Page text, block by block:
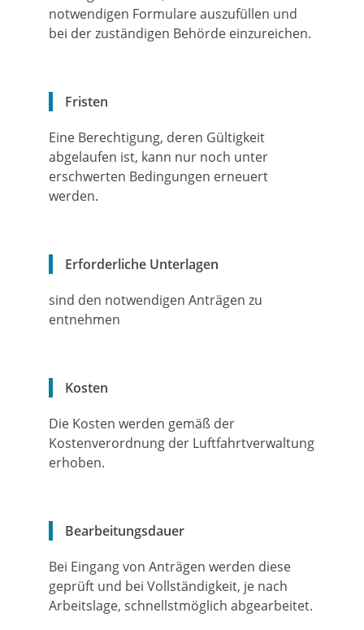
notwendigen Formulare auszufüllen und
bei der zuständigen Behörde einzureichen.
Fristen
Eine Berechtigung, deren Gültigkeit
abgelaufen ist, kann nur noch unter
erschwerten Bedingungen erneuert
werden.
Erforderliche Unterlagen
sind den notwendigen Anträgen zu
entnehmen
Kosten
Die Kosten werden gemäß der
Kostenverordnung der Luftfahrtverwaltung
erhoben.
Bearbeitungsdauer
Bei Eingang von Anträgen werden diese
geprüft und bei Vollständigkeit, je nach
Arbeitslage, schnellstmöglich abgearbeitet.